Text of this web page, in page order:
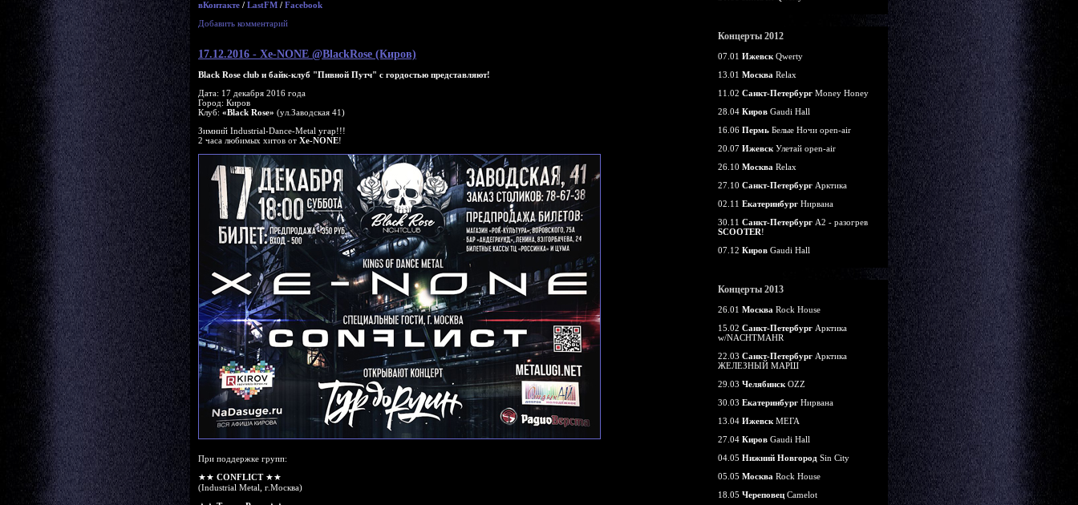
вКонтакте / LastFM / Facebook
Добавить комментарий
17.12.2016 - Xe-NONE @BlackRose (Киров)
Black Rose club и байк-клуб "Пивной Путч" с гордостью представляют!
Дата: 17 декабря 2016 года
Город: Киров
Клуб: «Black Rose» (ул.Заводская 41)
Зимний Industrial-Dance-Metal угар!!!
2 часа любимых хитов от Xe-NONE!
При поддержке групп:
★★ CONFLICT★★
(Industrial Metal, г.Москва)
Концерты 2012
07.01 Ижевск Qwerty
13.01 Москва Relax
11.02 Санкт-Петербург Money Honey
28.04 Киров Gaudi Hall
16.06 Пермь Белые Ночи open-air
20.07 Ижевск Улетай open-air
26.10 Москва Relax
27.10 Санкт-Петербург Арктика
02.11 Екатеринбург Нирвана
30.11 Санкт-Петербург А2 - разогрев
SCOOTER!
07.12 Киров Gaudi Hall
Концерты 2013
26.01 Москва Rock House
15.02 Санкт-Петербург Арктика
w/NACHTMAHR
22.03 Санкт-Петербург Арктика
ЖЕЛЕЗНЫЙ МАРШ
29.03 Челябинск OZZ
30.03 Екатеринбург Нирвана
13.04 Ижевск МЕГА
27.04 Киров Gaudi Hall
04.05 Нижний Новгород Sin City
05.05 Москва Rock House
18.05 Череповец Camelot